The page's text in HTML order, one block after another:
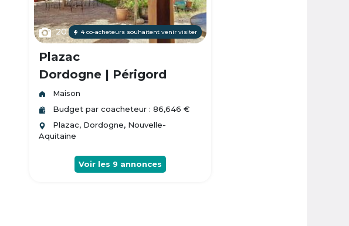
20 4 co-acheteurs souhaitent venir visiter
Plazac
Dordogne | Périgord
Maison
Budget par coacheteur : 86,646 €
Plazac, Dordogne, Nouvelle-
Aquitaine
Voir les 9 annonces